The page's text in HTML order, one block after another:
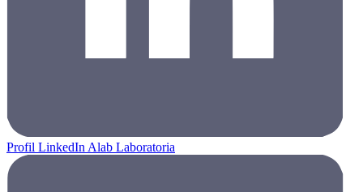
Profil LinkedIn Alab Laboratoria